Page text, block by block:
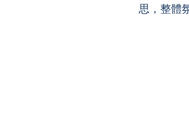
思，整體